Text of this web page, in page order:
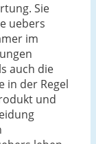
Sie
uebers
im
auch die
in der Regel
und